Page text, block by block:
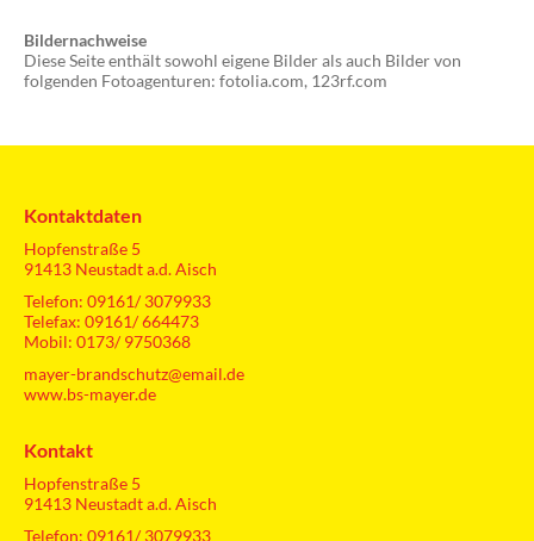
Bildernachweise
Diese Seite enthält sowohl eigene Bilder als auch Bilder von
folgenden Fotoagenturen: fotolia.com, 123rf.com
Kontaktdaten
Hopfenstraße 5
91413 Neustadt a.d. Aisch
Telefon: 09161/ 3079933
Telefax: 09161/ 664473
Mobil: 0173/ 9750368
mayer-brandschutz@email.de
www.bs-mayer.de
Kontakt
Hopfenstraße 5
91413 Neustadt a.d. Aisch
Telefon: 09161/ 3079933